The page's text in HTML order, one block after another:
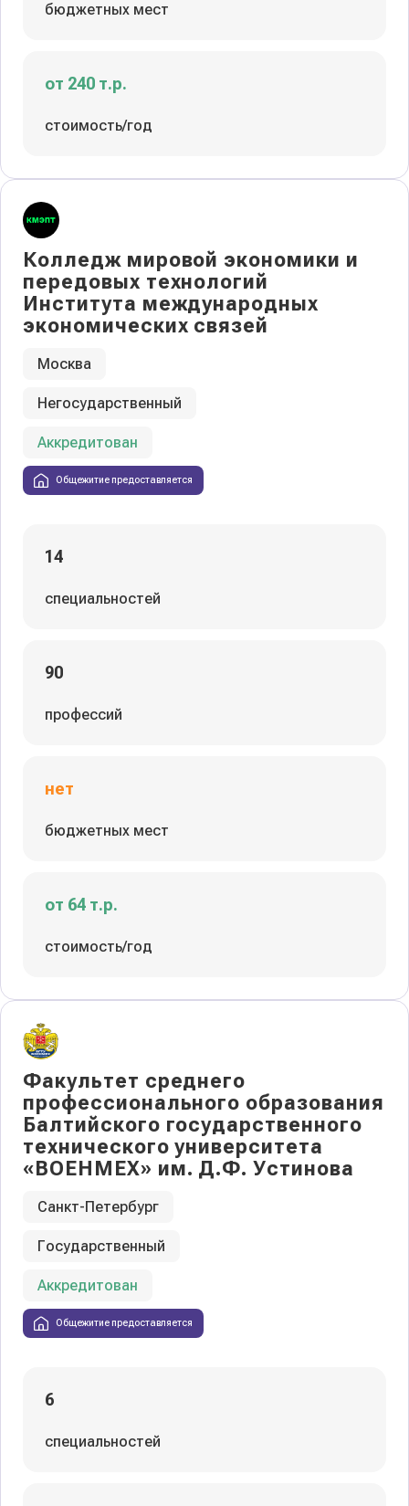
бюджетных мест
от 240 т.р.
стоимость/год
Колледж мировой экономики и
передовых технологий
Института международных
экономических связей
Москва
Негосударственный
Аккредитован
Общежитие предоставляется
14
специальностей
90
профессий
нет
бюджетных мест
от 64 т.р.
стоимость/год
Факультет среднего
профессионального образования
Балтийского государственного
технического университета
«ВОЕНМЕХ» им. Д.Ф. Устинова
Санкт-Петербург
Государственный
Аккредитован
Общежитие предоставляется
6
специальностей